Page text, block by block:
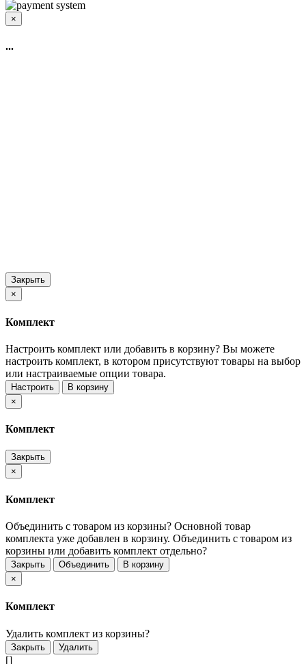
×
...
Закрыть
×
Комплект
Настроить комплект или добавить в корзину? Вы можете
настроить комплект, в котором присутствуют товары на выбор
или настраиваемые опции товара.
Настроить
В корзину
×
Комплект
Закрыть
×
Комплект
Объединить с товаром из корзины? Основной товар
комплекта уже добавлен в корзину. Объединить с товаром из
корзины или добавить комплект отдельно?
Закрыть Объединить
В корзину
×
Комплект
Удалить комплект из корзины?
Закрыть Удалить
[]